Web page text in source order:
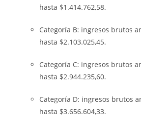
hasta $1.414.762,58.
Categoría B: ingresos brutos
hasta $2.103.025,45.
Categoría C: ingresos brutos
hasta $2.944.235,60.
Categoría D: ingresos brutos
hasta $3.656.604,33.